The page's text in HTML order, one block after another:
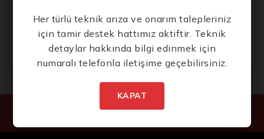
Greta e le favole vere 2026 Full4K Eng Subs ETrG
Torr𝐞nt
İstenmeyen posta göndermiyoruz! Daha
fazla bilgi içingizlilik politikamızı
okuyun.
Her türlü teknik arıza ve onarım talepleriniz
için tamir destek hattımız aktiftir. Teknik
detaylar hakkında bilgi edinmek için
numaralı telefonla iletişime geçebilirsiniz.
KAPAT